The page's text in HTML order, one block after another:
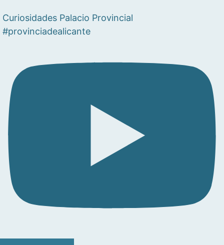
Curiosidades Palacio Provincial
#provinciadealicante